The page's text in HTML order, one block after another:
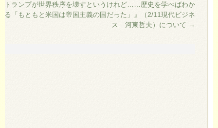
トランプが世界秩序を壊すというけれど……歴史を学べばわか
る「もともと米国は帝国主義の国だった」』（2/11現代ビジネ
ス 河東哲夫）について →